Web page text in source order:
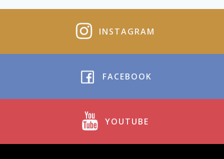
INSTAGRAM
FACEBOOK
YOUTUBE